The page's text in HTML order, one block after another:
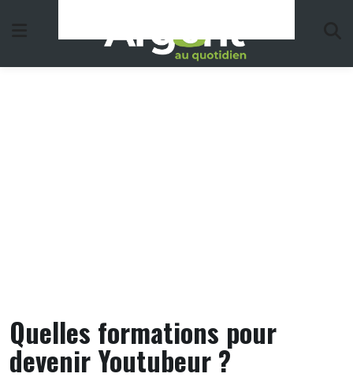
Quelles formations pour
devenir Youtubeur ?